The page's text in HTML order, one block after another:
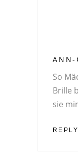
ANN-
So
Brille
sie